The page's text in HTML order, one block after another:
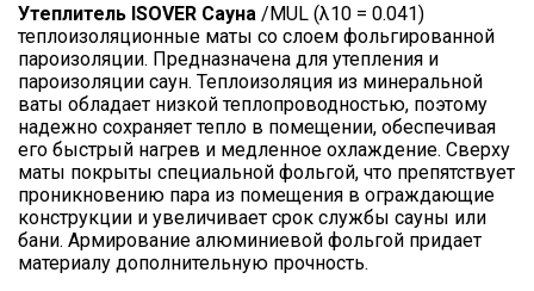
Утеплитель ISOVER Сауна /MUL (λ10 = 0.041)
теплоизоляционные маты со слоем фольгированной
пароизоляции. Предназначена для утепления и
пароизоляции саун. Теплоизоляция из минеральной
ваты обладает низкой теплопроводностью, поэтому
надежно сохраняет тепло в помещении, обеспечивая
его быстрый нагрев и медленное охлаждение. Сверху
маты покрыты специальной фольгой, что препятствует
проникновению пара из помещения в ограждающие
конструкции и увеличивает срок службы сауны или
бани. Армирование алюминиевой фольгой придает
материалу дополнительную прочность.